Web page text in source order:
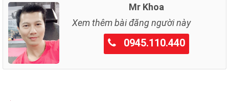
Mr Khoa
Xem thêm bài đăng người này
0945.110.440